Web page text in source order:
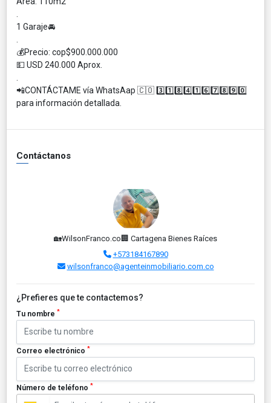
1 Garaje🚘
💰Precio: cop$900.000.000
💵 USD 240.000 Aprox.
📲CONTÁCTAME vía WhatsAap 🇨🇴 3️⃣1️⃣8️⃣4️⃣1️⃣6️⃣7️⃣8️⃣9️⃣0️⃣
para información detallada.
Contáctanos
🏡WilsonFranco.co🏢 Cartagena Bienes Raíces
+573184167890
wilsonfranco@agenteinmobiliario.com.co
¿Prefieres que te contactemos?
Tu nombre *
Correo electrónico *
Número de teléfono *